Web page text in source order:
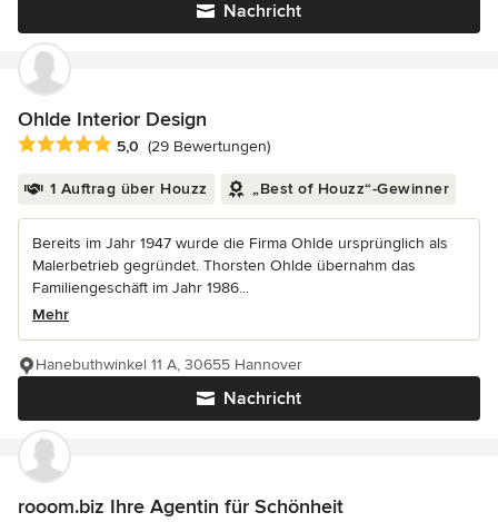
Nachricht
Ohlde Interior Design
Durchschnittliche Bewertung: 5 von 5 Sternen
5,0 (29 Bewertungen)
1 Auftrag über Houzz „Best of Houzz“-Gewinner
Bereits im Jahr 1947 wurde die Firma Ohlde ursprünglich als
Malerbetrieb gegründet. Thorsten Ohlde übernahm das
Familiengeschäft im Jahr 1986...
Mehr
Nachricht
Hanebuthwinkel 11 A, 30655 Hannover
rooom.biz Ihre Agentin für Schönheit